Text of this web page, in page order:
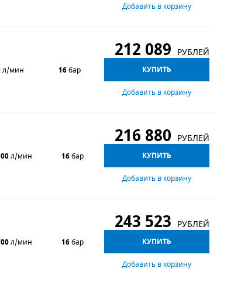
Добавить в корзину
л/мин 16бар
212 089 РУБЛЕЙ
КУПИТЬ
Добавить в корзину
л/мин 16бар
216 880 РУБЛЕЙ
КУПИТЬ
Добавить в корзину
л/мин 16бар
243 523 РУБЛЕЙ
КУПИТЬ
Добавить в корзину